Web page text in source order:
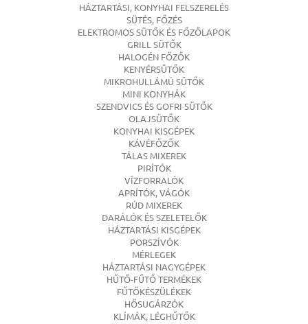
HÁZTARTÁSI, KONYHAI FELSZERELÉS
SÜTÉS, FŐZÉS
ELEKTROMOS SÜTŐK ÉS FŐZŐLAPOK
GRILL SÜTŐK
HALOGÉN FŐZŐK
KENYÉRSÜTŐK
MIKROHULLÁMÚ SÜTŐK
MINI KONYHÁK
SZENDVICS ÉS GOFRI SÜTŐK
OLAJSÜTŐK
KONYHAI KISGÉPEK
KÁVÉFŐZŐK
TÁLAS MIXEREK
PIRÍTÓK
VÍZFORRALÓK
APRÍTÓK, VÁGÓK
RÚD MIXEREK
DARÁLÓK ÉS SZELETELŐK
HÁZTARTÁSI KISGÉPEK
PORSZÍVÓK
MÉRLEGEK
HÁZTARTÁSI NAGYGÉPEK
HŰTŐ-FŰTŐ TERMÉKEK
FŰTŐKÉSZÜLÉKEK
HŐSUGÁRZÓK
KLÍMÁK, LÉGHŰTŐK